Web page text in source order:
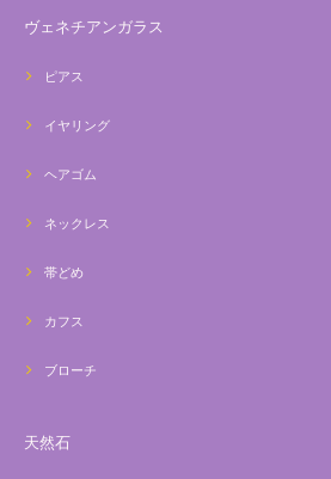
ヴェネチアンガラス
ピアス
イヤリング
ヘアゴム
ネックレス
帯どめ
カフス
ブローチ
天然石